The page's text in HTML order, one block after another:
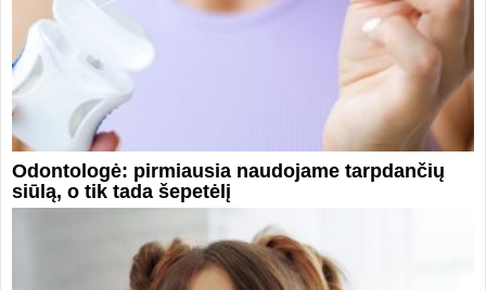
Odontologė: pirmiausia naudojame tarpdančių
siūlą, o tik tada šepetėlį